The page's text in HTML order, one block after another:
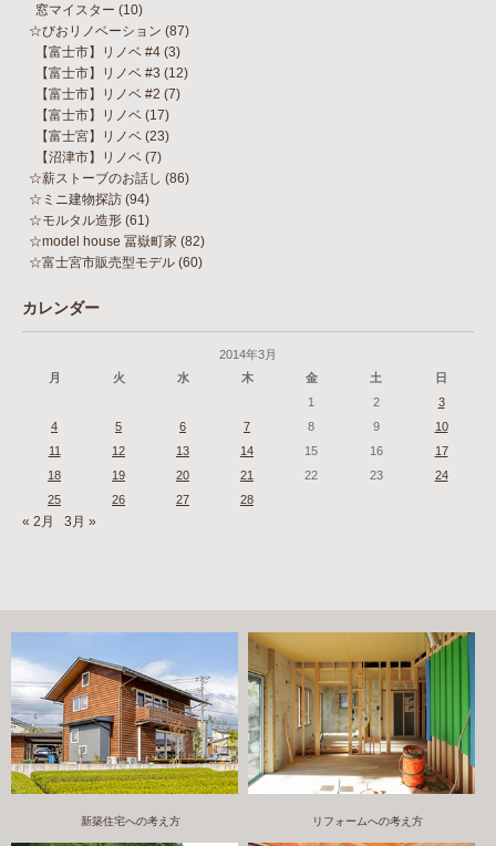
窓マイスター (10)
☆びおリノベーション (87)
【富士市】リノベ #4 (3)
【富士市】リノベ #3 (12)
【富士市】リノベ #2 (7)
【富士市】リノベ (17)
【富士宮】リノベ (23)
【沼津市】リノベ (7)
☆薪ストーブのお話し (86)
☆ミニ建物探訪 (94)
☆モルタル造形 (61)
☆model house 冨嶽町家 (82)
☆富士宮市販売型モデル (60)
カレンダー
2014年3月
月
火 水 木 金 土
日
1
2
3
4
5 6 7 8 9
10
11
12 13 14 15 16
17
18
19 20 21 22 23
24
25
26 27 28
« 2月 3月 »
新築住宅への考え方 リフォームへの考え方